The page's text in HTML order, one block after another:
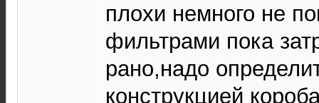
плохи немного не
фильтрами пока
рано,надо
конструкцией